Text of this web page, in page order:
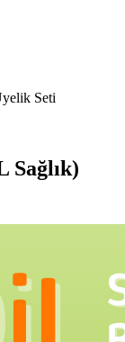
Seti
Sağlık)